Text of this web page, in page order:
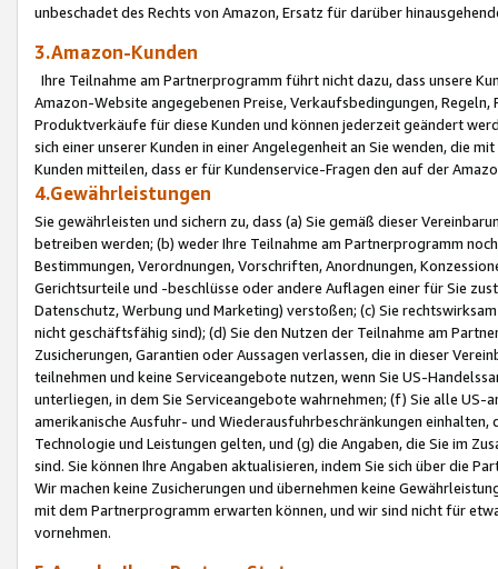
unbeschadet des Rechts von Amazon, Ersatz für darüber
3.Amazon-Kunden
Ihre Teilnahme am Partnerprogramm führt nicht dazu, dass unsere
Amazon-Website angegebenen Preise, Verkaufsbedingungen,
Produktverkäufe für diese Kunden und können jederzeit geändert
sich einer unserer Kunden in einer Angelegenheit an Sie wenden, die
Kunden mitteilen, dass er für Kundenservice-Fragen den auf der
4.Gewährleistungen
Sie gewährleisten und sichern zu, dass (a) Sie gemäß dieser
betreiben werden; (b) weder Ihre Teilnahme am Partnerprogramm
Bestimmungen, Verordnungen, Vorschriften, Anordnungen,
Gerichtsurteile und -beschlüsse oder andere Auflagen einer für Sie
Datenschutz, Werbung und Marketing) verstoßen; (c) Sie
nicht geschäftsfähig sind); (d) Sie den Nutzen der Teilnahme am
Zusicherungen, Garantien oder Aussagen verlassen, die in dieser
teilnehmen und keine Serviceangebote nutzen, wenn Sie US-
unterliegen, in dem Sie Serviceangebote wahrnehmen; (f) Sie alle
amerikanische Ausfuhr- und Wiederausfuhrbeschränkungen
Technologie und Leistungen gelten, und (g) die Angaben, die Sie im
sind. Sie können Ihre Angaben aktualisieren, indem Sie sich über die
Wir machen keine Zusicherungen und übernehmen keine
mit dem Partnerprogramm erwarten können, und wir sind nicht für
vornehmen.